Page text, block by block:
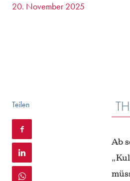
20. November 2025
Teilen
Ab